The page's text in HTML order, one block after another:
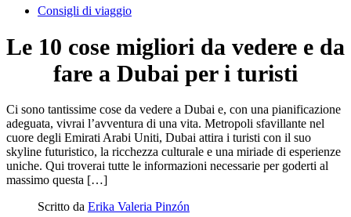
Consigli di viaggio
Le 10 cose migliori da vedere e da
fare a Dubai per i turisti
Ci sono tantissime cose da vedere a Dubai e, con una pianificazione
adeguata, vivrai l’avventura di una vita. Metropoli sfavillante nel
cuore degli Emirati Arabi Uniti, Dubai attira i turisti con il suo
skyline futuristico, la ricchezza culturale e una miriade di esperienze
uniche. Qui troverai tutte le informazioni necessarie per goderti al
massimo questa […]
Scritto da Erika Valeria Pinzón